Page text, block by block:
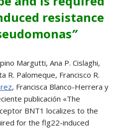
resistance
”
Margutti, Ana P. Cislaghi,
R. Palomeque, Francisco R.
, Francisca Blanco-Herrera y
publicación «The
BNT1 localizes to the
for the flg22-induced